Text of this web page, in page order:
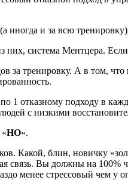
иногда и за всю
них, система Ментцера.
за тренировку. А в том,
1 отказному подходу в
с низкими
НО«.
Какой, блин, новичку
Вы должны на 100%
менее стрессовый